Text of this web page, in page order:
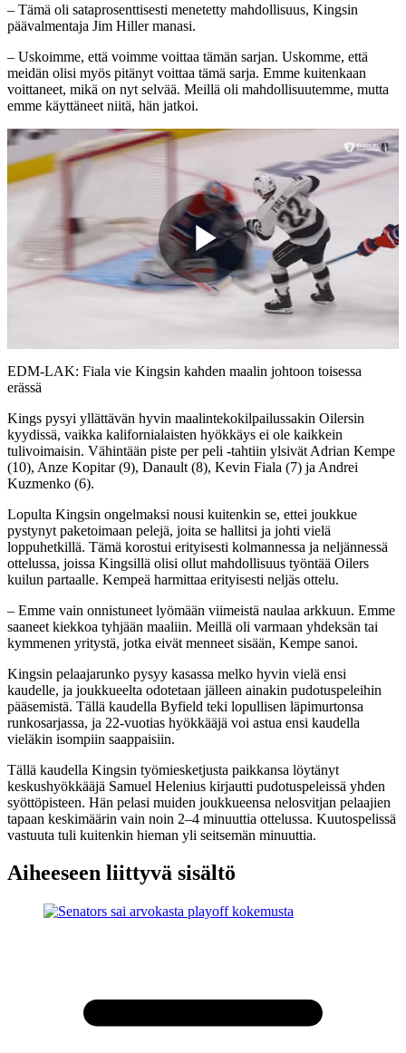
– Tämä oli sataprosenttisesti menetetty mahdollisuus, Kingsin
päävalmentaja Jim Hiller manasi.
– Uskoimme, että voimme voittaa tämän sarjan. Uskomme, että
meidän olisi myös pitänyt voittaa tämä sarja. Emme kuitenkaan
voittaneet, mikä on nyt selvää. Meillä oli mahdollisuutemme, mutta
emme käyttäneet niitä, hän jatkoi.
Play
Video
EDM-LAK: Fiala vie Kingsin kahden maalin johtoon toisessa
erässä
Kings pysyi yllättävän hyvin maalintekokilpailussakin Oilersin
kyydissä, vaikka kalifornialaisten hyökkäys ei ole kaikkein
tulivoimaisin. Vähintään piste per peli -tahtiin ylsivät Adrian Kempe
(10), Anze Kopitar (9), Danault (8), Kevin Fiala (7) ja Andrei
Kuzmenko (6).
Lopulta Kingsin ongelmaksi nousi kuitenkin se, ettei joukkue
pystynyt paketoimaan pelejä, joita se hallitsi ja johti vielä
loppuhetkillä. Tämä korostui erityisesti kolmannessa ja neljännessä
ottelussa, joissa Kingsillä olisi ollut mahdollisuus työntää Oilers
kuilun partaalle. Kempeä harmittaa erityisesti neljäs ottelu.
– Emme vain onnistuneet lyömään viimeistä naulaa arkkuun. Emme
saaneet kiekkoa tyhjään maaliin. Meillä oli varmaan yhdeksän tai
kymmenen yritystä, jotka eivät menneet sisään, Kempe sanoi.
Kingsin pelaajarunko pysyy kasassa melko hyvin vielä ensi
kaudelle, ja joukkueelta odotetaan jälleen ainakin pudotuspeleihin
pääsemistä. Tällä kaudella Byfield teki lopullisen läpimurtonsa
runkosarjassa, ja 22-vuotias hyökkääjä voi astua ensi kaudella
vieläkin isompiin saappaisiin.
Tällä kaudella Kingsin työmiesketjusta paikkansa löytänyt
keskushyökkääjä Samuel Helenius kirjautti pudotuspeleissä yhden
syöttöpisteen. Hän pelasi muiden joukkueensa nelosvitjan pelaajien
tapaan keskimäärin vain noin 2–4 minuuttia ottelussa. Kuutospelissä
vastuuta tuli kuitenkin hieman yli seitsemän minuuttia.
Aiheeseen liittyvä sisältö